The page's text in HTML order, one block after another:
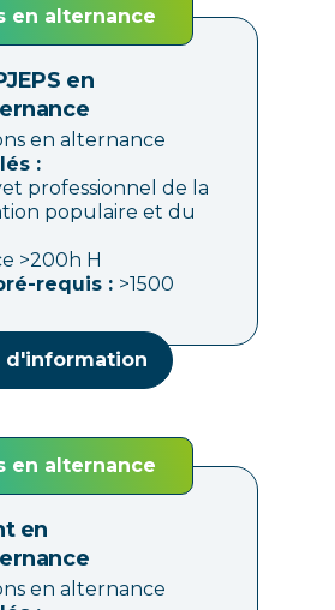
en alternance
en
en alternance
:
professionnel de la
populaire et du
>200h H
requis : >1500
d'information
en alternance
en
en alternance